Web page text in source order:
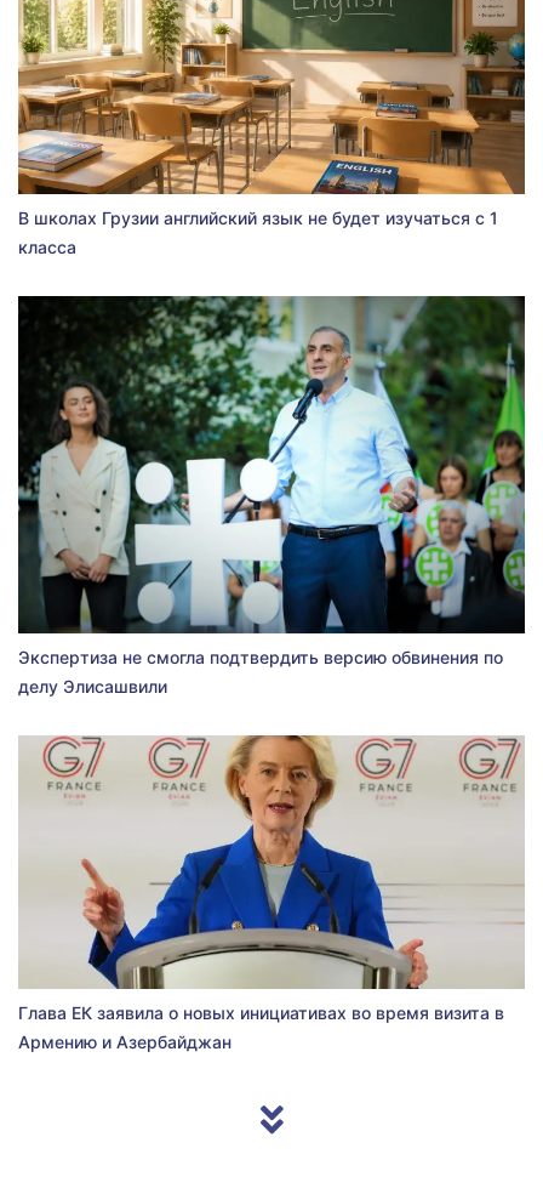
В школах Грузии английский язык не будет изучаться с 1
класса
Экспертиза не смогла подтвердить версию обвинения по
делу Элисашвили
Глава ЕК заявила о новых инициативах во время визита в
Армению и Азербайджан